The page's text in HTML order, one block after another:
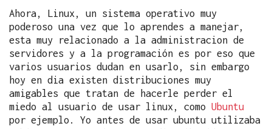
Ahora, Linux, un sistema operativo muy
poderoso una vez que lo aprendes a manejar,
esta muy relacionado a la administracion de
servidores y a la programación es por eso que
varios usuarios dudan en usarlo, sin embargo
hoy en dia existen distribuciones muy
amigables que tratan de hacerle perder el
miedo al usuario de usar linux, como Ubuntu
por ejemplo. Yo antes de usar ubuntu utilizaba